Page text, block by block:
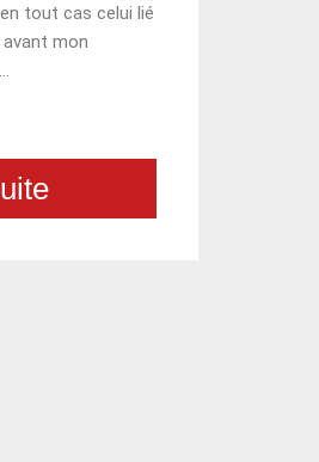
tout cas celui lié
avant mon